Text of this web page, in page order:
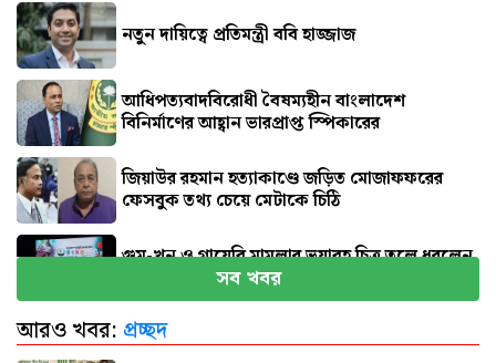
নতুন দায়িত্বে প্রতিমন্ত্রী ববি হাজ্জাজ
আধিপত্যবাদবিরোধী বৈষম্যহীন বাংলাদেশ
বিনির্মাণের আহ্বান ভারপ্রাপ্ত স্পিকারের
জিয়াউর রহমান হত্যাকাণ্ডে জড়িত মোজাফফরের
ফেসবুক তথ্য চেয়ে মেটাকে চিঠি
গুম-খুন ও গায়েবি মামলার ভয়াবহ চিত্র তুলে ধরলেন
হঠাৎ রিপাবলিক বাংলা ছাড়লেন ময়ূখ রঞ্জন ঘোষ
সব খবর
আরও খবর: প্রচ্ছদ